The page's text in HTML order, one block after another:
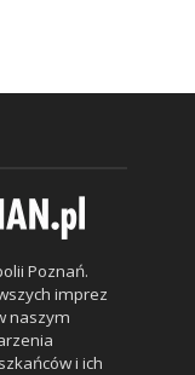
Poznań.
imprez
naszym
i ich